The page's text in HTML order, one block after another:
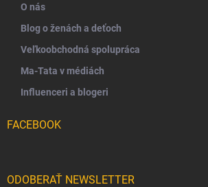
O nás
Blog o ženách a deťoch
Veľkoobchodná spolupráca
Ma-Tata v médiách
Influenceri a blogeri
FACEBOOK
ODOBERAŤ NEWSLETTER